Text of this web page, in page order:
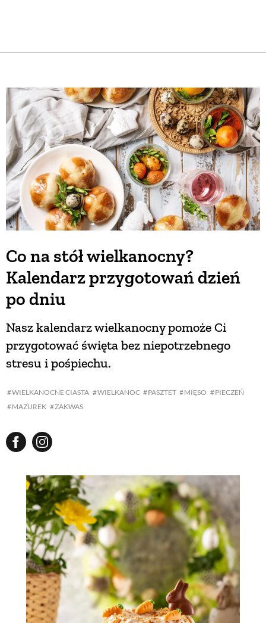
Co na stół wielkanocny?
Kalendarz przygotowań dzień
po dniu
WIELKANOCNE CIASTA WIELKANOC PASZTET MIĘSO
PIECZEŃ
MAZUREK
ZAKWAS
Nasz kalendarz wielkanocny pomoże Ci
przygotować święta bez niepotrzebnego
stresu i pośpiechu.